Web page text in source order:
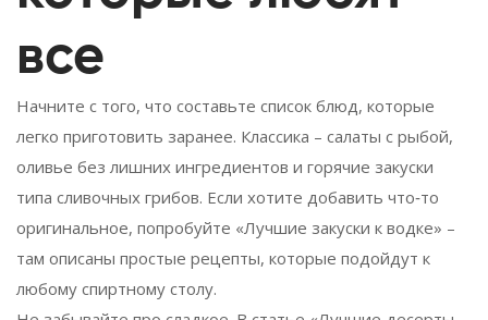
все
Начните с того, что составьте список блюд, которые
легко приготовить заранее. Классика – салаты с рыбой,
оливье без лишних ингредиентов и горячие закуски
типа сливочных грибов. Если хотите добавить что‑то
оригинальное, попробуйте «Лучшие закуски к водке» –
там описаны простые рецепты, которые подойдут к
любому спиртному столу.